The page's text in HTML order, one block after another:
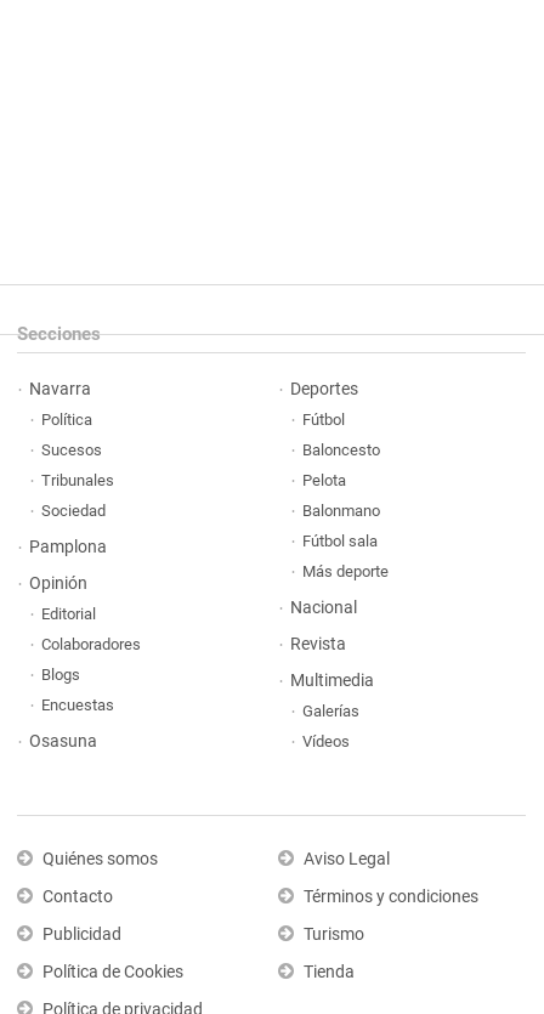
Secciones
Navarra
Política
Sucesos
Tribunales
Sociedad
Pamplona
Opinión
Editorial
Colaboradores
Blogs
Encuestas
Osasuna
Deportes
Fútbol
Baloncesto
Pelota
Balonmano
Fútbol sala
Más deporte
Nacional
Revista
Multimedia
Galerías
Vídeos
Quiénes somos
Contacto
Publicidad
Política de Cookies
Política de privacidad
Aviso Legal
Términos y condiciones
Turismo
Tienda